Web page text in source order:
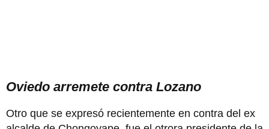
Oviedo arremete contra Lozano
Otro que se expresó recientemente en contra del ex